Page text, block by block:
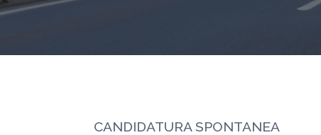
CANDIDATURA SPONTANEA